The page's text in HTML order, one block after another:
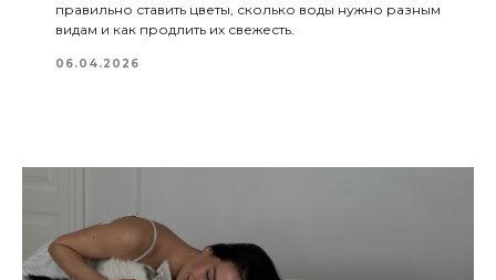
правильно ставить цветы, сколько воды нужно разным
видам и как продлить их свежесть.
06.04.2026